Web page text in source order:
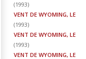
(1993)
VENT DE WYOMING, LE
(1993)
VENT DE WYOMING, LE
(1993)
VENT DE WYOMING, LE